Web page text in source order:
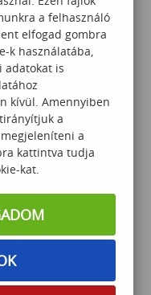
a felhasználó
elfogad gombra
k használatába,
adatokat is
kívül. Amennyiben
a
a
kattintva tudja
kat.